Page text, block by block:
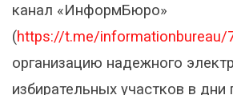
канал «ИнформБюро»
(https://t.me/informationbureau/
организацию надежного
избирательных участков в дни